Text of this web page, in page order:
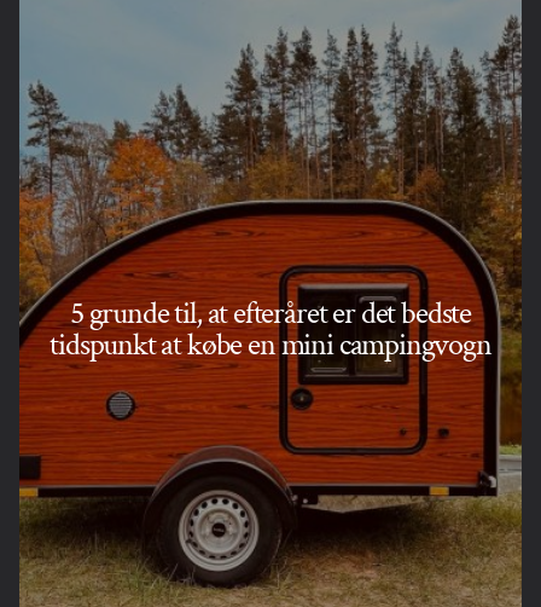
5 grunde til, at efteråret er det bedste
tidspunkt at købe en mini campingvogn